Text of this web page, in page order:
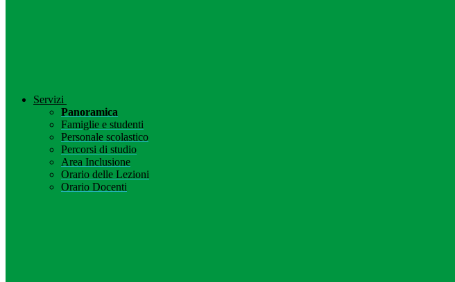
Servizi
Panoramica
Famiglie e studenti
Personale scolastico
Percorsi di studio
Area Inclusione
Orario delle Lezioni
Orario Docenti